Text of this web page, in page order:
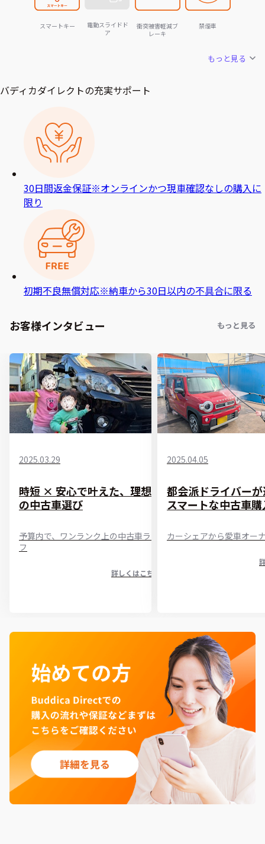
スマートキー
電動スライドド
ア
衝突被害軽減ブ
レーキ
禁煙車
もっと見る
バディカダイレクトの充実サポート
30日間返金保証※オンラインかつ現車確認なしの購入に
限り
初期不良無償対応※納車から30日以内の不具合に限る
お客様インタビュー もっと見る
2025.03.29
時短 × 安心で叶えた、理想
の中古車選び
予算内で、ワンランク上の中古車ライ
フ
詳しくはこちら
2025.04.05
都会派ドライバー
スマートな中古車購
カーシェアから愛車オー